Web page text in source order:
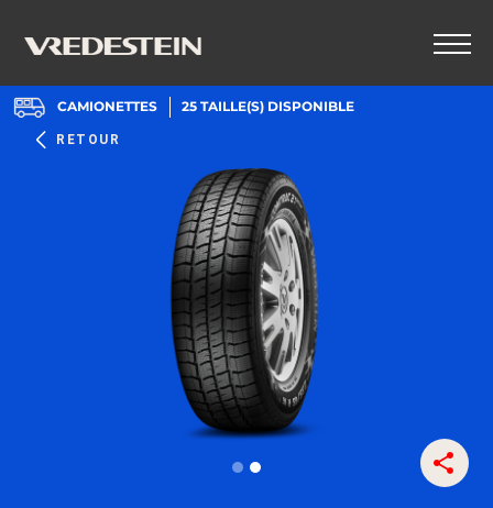
RETOUR
CAMIONETTES 25 TAILLE(S) DISPONIBLE